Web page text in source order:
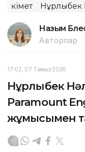
Үкімет Нұрлыбек
Назым
Авторлар
17:02, 07 Тамыз 2026
Нұрлыбек
Paramount
жұмысымен